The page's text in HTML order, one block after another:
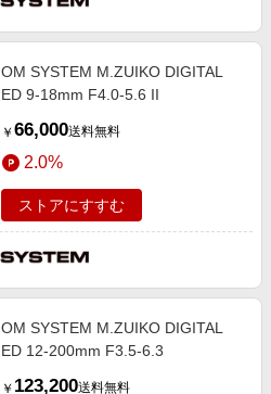
OM SYSTEM M.ZUIKO DIGITAL
ED 9-18mm F4.0-5.6 II
￥ 66,000送料無料
2.0%
ストアにすすむ
OM SYSTEM M.ZUIKO DIGITAL
ED 12-200mm F3.5-6.3
￥ 123,200送料無料